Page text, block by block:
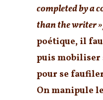
completed by a
than the writer
poétique, il
puis
pour se
On manipule